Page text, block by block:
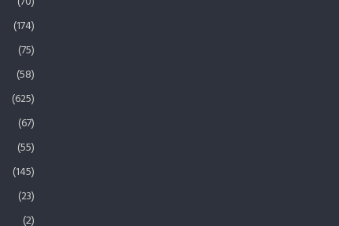
(174)
(75)
(58)
(625)
(67)
(55)
(145)
(23)
(2)